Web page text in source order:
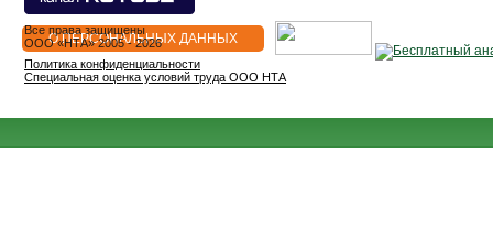
О ПЕРСОНАЛЬНЫХ ДАННЫХ
Все права защищены
OOO «НТА» 2005 - 2026
Политика конфиденциальности
Специальная оценка условий труда ООО НТА